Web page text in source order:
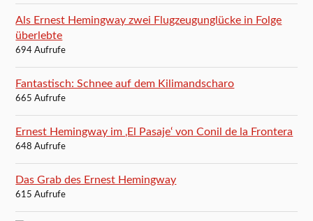
Als Ernest Hemingway zwei Flugzeugunglücke in Folge
überlebte
694 Aufrufe
Fantastisch: Schnee auf dem Kilimandscharo
665 Aufrufe
Ernest Hemingway im ‚El Pasaje‘ von Conil de la Frontera
648 Aufrufe
Das Grab des Ernest Hemingway
615 Aufrufe